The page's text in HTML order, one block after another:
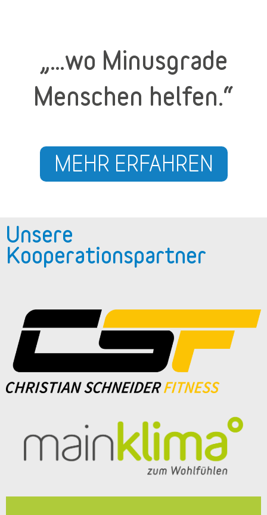
„…wo Minusgrade
Menschen helfen.“
MEHR ERFAHREN
Unsere
Kooperationspartner